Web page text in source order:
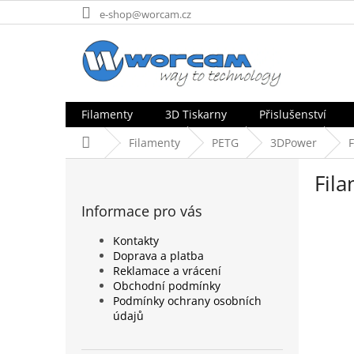
na
e-shop@worcam.cz
Filamenty 3D Tiskarny Přislušenství
Domů Filamenty PETG 3DPower
Informace pro vás
Kontakty
Doprava a platba
Reklamace a vrácení
Obchodní podmínky
Podmínky ochrany osobních
údajů